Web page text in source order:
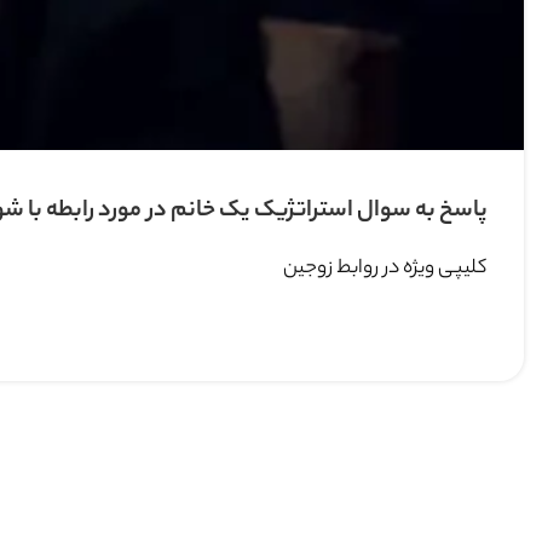
پاسخ به سوال استراتژیک یک خانم در مورد رابطه
کلیپی ویژه در روابط زوجین